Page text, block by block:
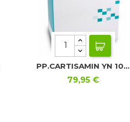
PP.CARTISAMIN YN 10...
Precio
79,95 €